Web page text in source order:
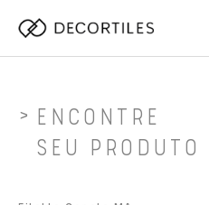
ENCONTRE
SEU PRODUTO